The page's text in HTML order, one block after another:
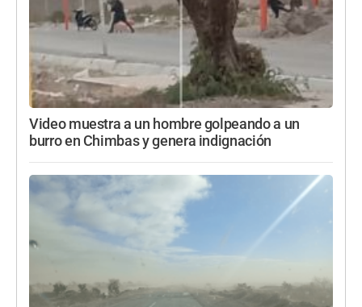
Video muestra a un hombre golpeando a un
burro en Chimbas y genera indignación